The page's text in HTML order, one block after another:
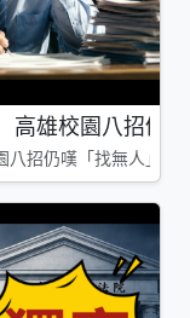
雄校園八招仍
招仍嘆「找無人」